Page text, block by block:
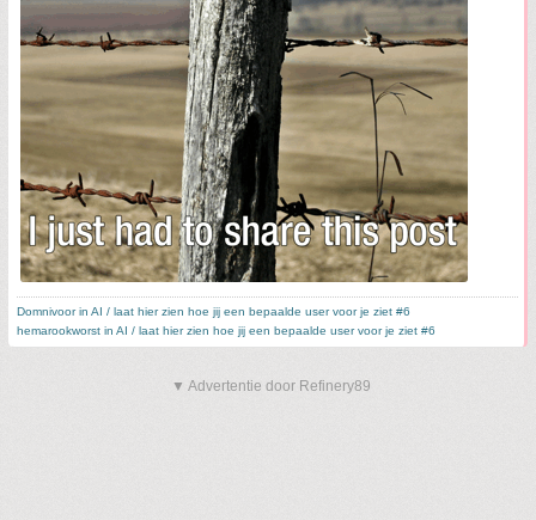
Domnivoor in AI / laat hier zien hoe jij een bepaalde user voor je ziet #6
hemarookworst in AI / laat hier zien hoe jij een bepaalde user voor je ziet #6
▼ Advertentie door Refinery89